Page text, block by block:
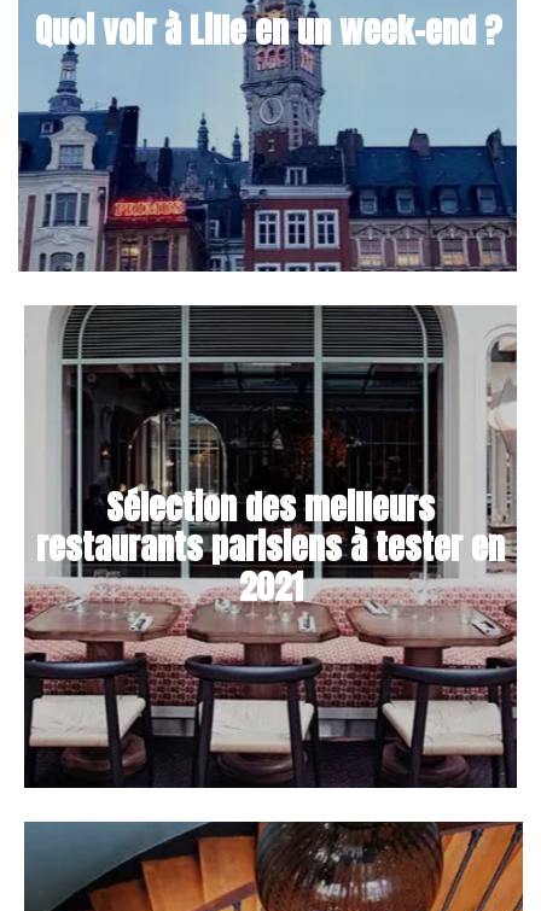
Quoi voir à Lille en un week-end ?
Sélection des meilleurs
restaurants parisiens à tester en
2021